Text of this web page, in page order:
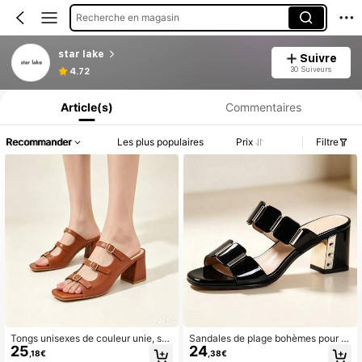
Recherche en magasin
star lake
4.72
Suivre
30 Suiveurs
Informations produit : Divulgation des prix, détails sur les ventes et le stock.
Article(s) Commentaires
Recommander Les plus populaires Prix Filtre
Tongs unisexes de couleur unie, se
melle souple, pour la plage, intérieur
25 ,18€
Sandales de plage bohèmes pour fe
mmes, chaussures confortables rési
24 ,38€